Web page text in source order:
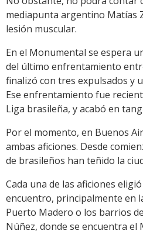
mediapunta argentino Matías
lesión muscular.
En el Monumental se espera
del último enfrentamiento
finalizó con tres expulsados y
Ese enfrentamiento fue
Liga brasileña, y acabó en
Por el momento, en Buenos
ambas aficiones. Desde
de brasileños han teñido la
Cada una de las aficiones
encuentro, principalmente en
Puerto Madero o los barrios
Núñez, donde se encuentra el